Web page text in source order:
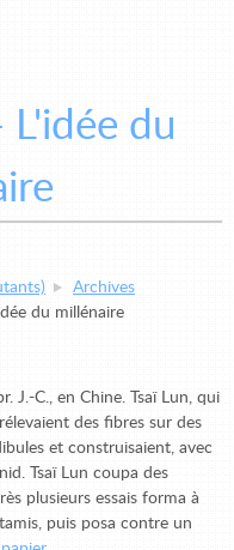
L'idée du
Archives
du millénaire
J.-C., en Chine. Tsaï Lun, qui
des fibres sur des
et construisaient, avec
Tsaï Lun coupa des
plusieurs essais forma à
puis posa contre un